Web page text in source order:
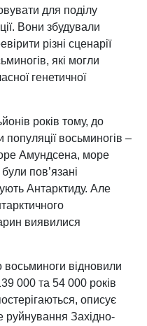
для поділу
Вони збудували
різні сценарії
які могли
генетичної
років тому, до
популяції восьминогів –
Амундсена, море
пов’язані
Антарктиду. Але
виявилися
відновили
000 та 54 000 років
описує
руйнування Західно-